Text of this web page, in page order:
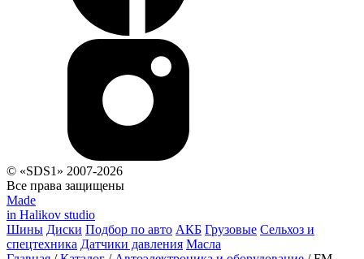
© «SDS1» 2007-2026
Все права защищены
Made
in Halikov studio
Шины Диски Подбор по авто АКБ Грузовые Сельхоз и
спецтехника Датчики давления Масла